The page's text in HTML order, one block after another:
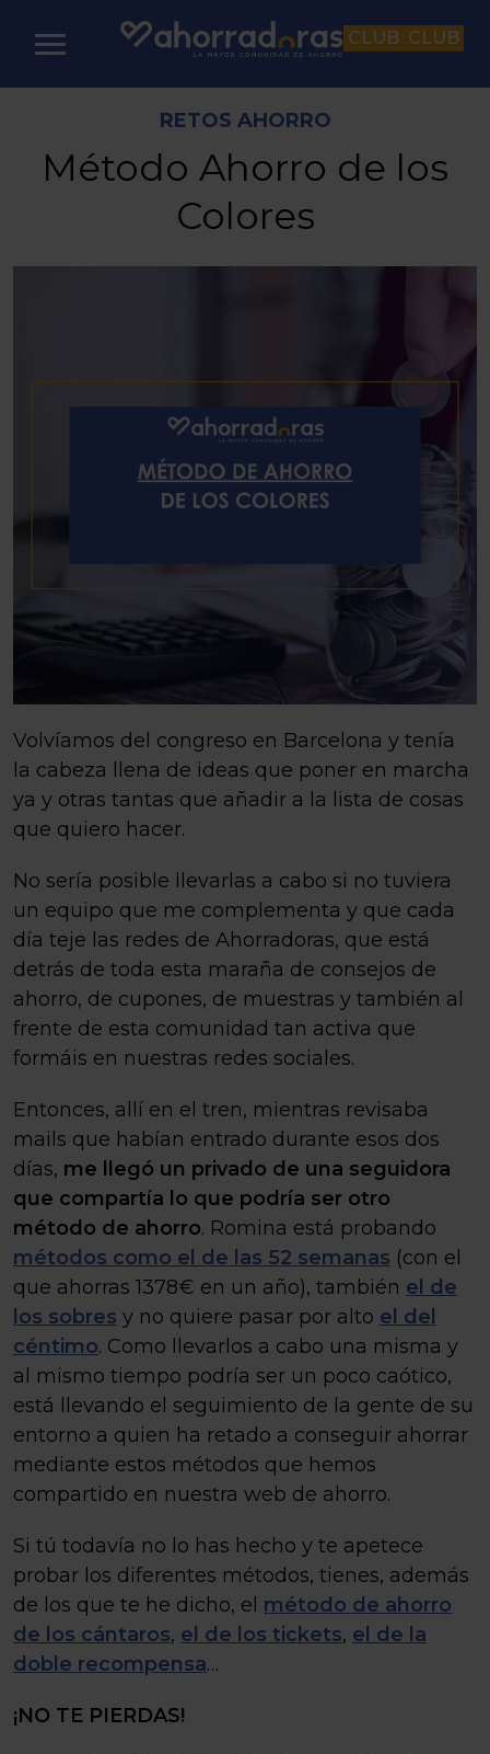
CLUB CLUB
RETOS AHORRO
Método Ahorro de los
Colores
Volvíamos del congreso en Barcelona y tenía
la cabeza llena de ideas que poner en marcha
ya y otras tantas que añadir a la lista de cosas
que quiero hacer.
No sería posible llevarlas a cabo si no tuviera
un equipo que me complementa y que cada
día teje las redes de Ahorradoras, que está
detrás de toda esta maraña de consejos de
ahorro, de cupones, de muestras y también al
frente de esta comunidad tan activa que
formáis en nuestras redes sociales.
Entonces, allí en el tren, mientras revisaba
mails que habían entrado durante esos dos
días, me llegó un privado de una seguidora
que compartía lo que podría ser otro
método de ahorro. Romina está probando
métodos como el de las 52 semanas (con el
que ahorras 1378€ en un año), también el de
los sobres y no quiere pasar por alto el del
céntimo. Como llevarlos a cabo una misma y
al mismo tiempo podría ser un poco caótico,
está llevando el seguimiento de la gente de su
entorno a quien ha retado a conseguir ahorrar
mediante estos métodos que hemos
compartido en nuestra web de ahorro.
Si tú todavía no lo has hecho y te apetece
probar los diferentes métodos, tienes, además
de los que te he dicho, el método de ahorro
de los cántaros, el de los tickets, el de la
doble recompensa…
¡NO TE PIERDAS!